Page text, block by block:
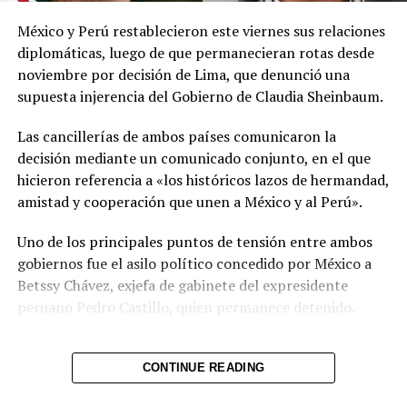
Las autoridades reiteraron el llamado a consultar los
canales oficiales del MARN y adoptar las medidas de
prevención necesarias para reducir los efectos de este
fenómeno atmosférico, especialmente entre las
personas con mayor riesgo de complicaciones de salud.
Comparte esto:
Facebook X
Me gusta esto:
México y Perú restablecieron este viernes sus relaciones
diplomáticas, luego de que permanecieran rotas desde
noviembre por decisión de Lima, que denunció una
supuesta injerencia del Gobierno de Claudia Sheinbaum.
Las cancillerías de ambos países comunicaron la
decisión mediante un comunicado conjunto, en el que
hicieron referencia a «los históricos lazos de hermandad,
amistad y cooperación que unen a México y al Perú».
Uno de los principales puntos de tensión entre ambos
gobiernos fue el asilo político concedido por México a
Betssy Chávez, exjefa de gabinete del expresidente
peruano Pedro Castillo, quien permanece detenido.
informó durante su conferencia diaria que Chávez había
CONTINUE READING